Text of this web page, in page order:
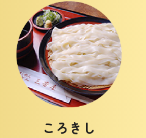
ころきし